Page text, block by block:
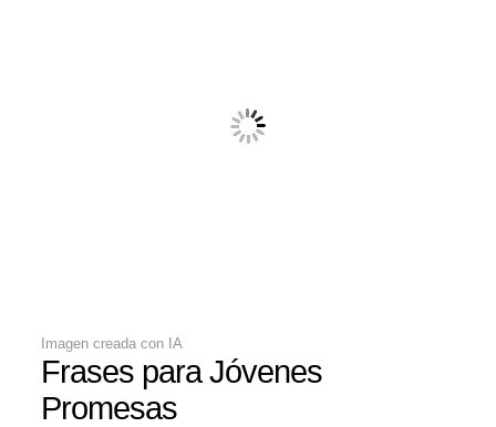
Imagen creada con IA
Frases para Jóvenes
Promesas